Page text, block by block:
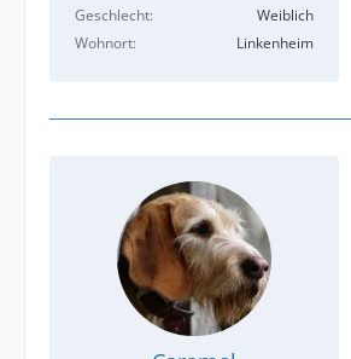
Geschlecht
Weiblich
Wohnort
Linkenheim